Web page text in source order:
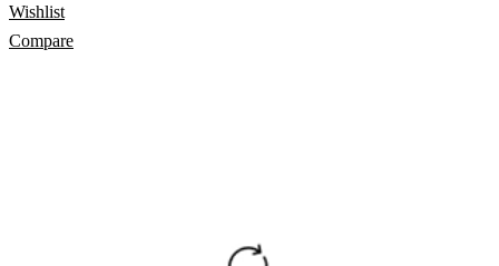
Wishlist
Compare